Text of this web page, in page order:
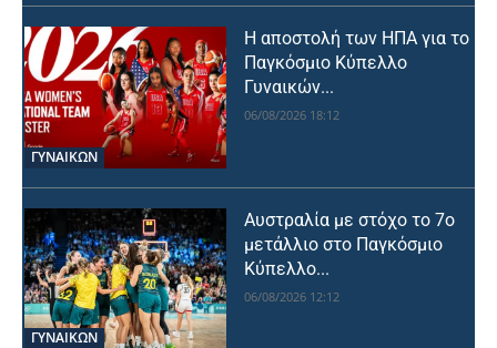
ΓΥΝΑΙΚΩΝ
Η αποστολή των ΗΠΑ για το
Παγκόσμιο Κύπελλο
Γυναικών...
06/08/2026 18:12
ΓΥΝΑΙΚΩΝ
Αυστραλία με στόχο το 7ο
μετάλλιο στο Παγκόσμιο
Κύπελλο...
06/08/2026 12:12